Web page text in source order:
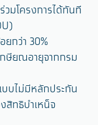
มโครงการได้ทันที
ยกว่า 30%
ษียณอายุจากกรม
บไม่มีหลักประกัน
สิทธิบำเหน็จ